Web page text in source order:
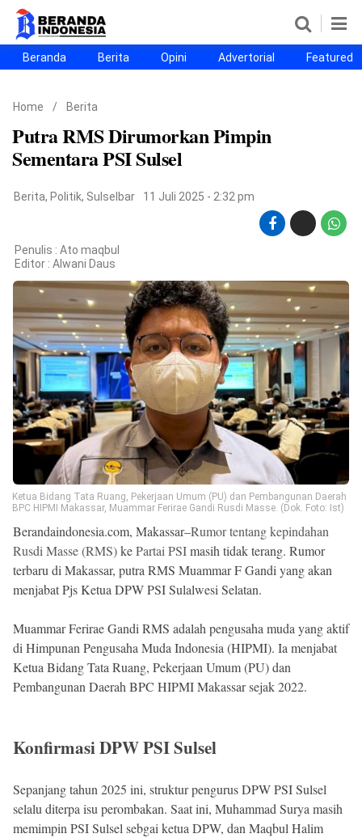
Beranda
Berita
Opini
Advertorial
Featured
Beranda25
SEGMEN
Nusantara
Jabodetabek
Sulselbar
Kota Makassar
©
Copyright
2026
Beranda
Indonesia
.
All
Right
Reserved
Beranda Berita Opini Advertorial Featured
Home / Berita
Putra RMS Dirumorkan Pimpin
Sementara PSI Sulsel
Berita, Politik, Sulselbar 11 Juli 2025 - 2:32 pm
Penulis : Ato maqbul
Editor : Alwani Daus
Ketua Bidang Tata Ruang, Pekerjaan Umum (PU) dan Pembangunan Daerah
BPC HIPMI Makassar, Muammar Ferirae Gandi Rusdi Masse. (Dok. Foto: Ist)
Berandaindonesia.com, Makassar–Rumor tentang kepindahan
Rusdi Masse (RMS)kePartai PSImasih tidak terang. Rumor
terbaru di Makassar, putra RMS Muammar F Gandi yang akan
menjabat Pjs Ketua DPW PSI Sulalwesi Selatan.
Muammar Ferirae Gandi RMS adalah pengusaha muda yang aktif
di Himpunan Pengusaha Muda Indonesia (HIPMI). Ia menjabat
Ketua Bidang Tata Ruang, Pekerjaan Umum (PU) dan
Pembangunan Daerah BPC HIPMI Makassar sejak 2022.
Konfirmasi DPW PSI Sulsel
Sepanjang tahun 2025 ini, struktur pengurus DPW PSI Sulsel
selalu diterpa isu perombakan. Saat ini, Muhammad Surya masih
memimpin PSI Sulsel sebgai ketua DPW, dan Maqbul Halim